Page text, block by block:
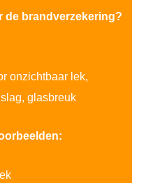
de brandverzekering?
onzichtbaar lek,
glasbreuk